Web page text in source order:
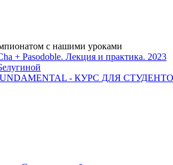
с нашими уроками
+ Pasodoble. Лекция и практика. 2023
FUNDAMENTAL - КУРС ДЛЯ